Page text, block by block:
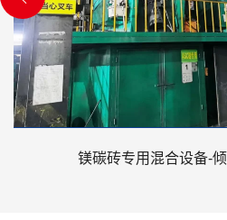
镁碳砖专用混合设备-